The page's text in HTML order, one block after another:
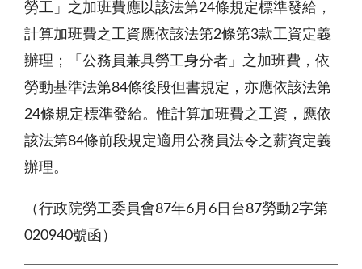
勞工」之加班費應以該法第24條規定標準發給，
計算加班費之工資應依該法第2條第3款工資定義
辦理；「公務員兼具勞工身分者」之加班費，依
勞動基準法第84條後段但書規定，亦應依該法第
24條規定標準發給。惟計算加班費之工資，應依
該法第84條前段規定適用公務員法令之薪資定義
辦理。
（行政院勞工委員會87年6月6日台87勞動2字第
020940號函）